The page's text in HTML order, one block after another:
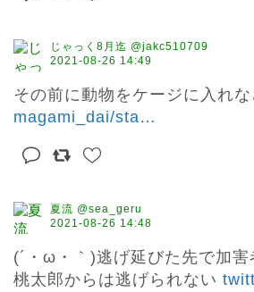
じゃっく8月迄 @jakc510709
2021-08-26 14:49
その前に動物をケージに入れな
magami_dai/sta…
夏流 @sea_geru
2021-08-26 14:48
(´・ω・｀)逃げ延びた先で加害
桃太郎からは逃げられない